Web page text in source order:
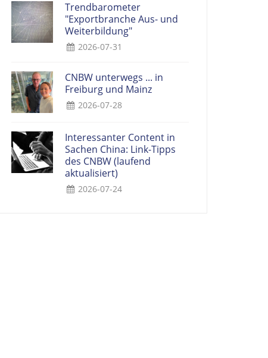
Trendbarometer
"Exportbranche Aus- und
Weiterbildung"
2026-07-31
CNBW unterwegs ... in
Freiburg und Mainz
2026-07-28
Interessanter Content in
Sachen China: Link-Tipps
des CNBW (laufend
aktualisiert)
2026-07-24